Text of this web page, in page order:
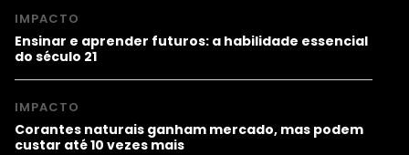
IMPACTO
Ensinar e aprender futuros: a habilidade essencial
do século 21
IMPACTO
Corantes naturais ganham mercado, mas podem
custar até 10 vezes mais